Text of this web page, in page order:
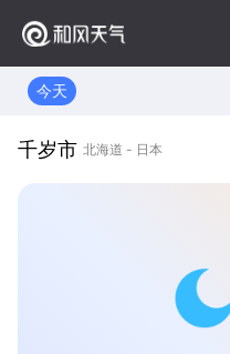
今天
千岁市 北海道 - 日本